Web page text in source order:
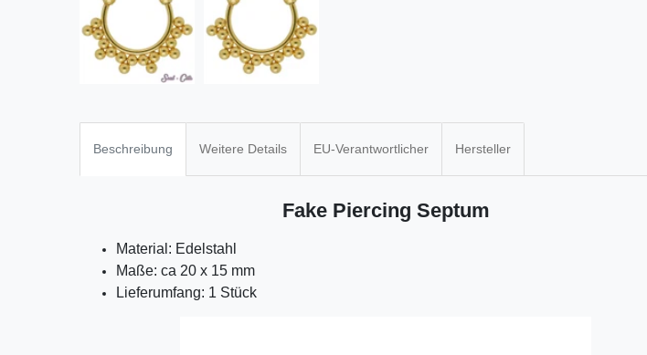
Beschreibung Weitere Details EU-Verantwortlicher Hersteller
Fake Piercing Septum
Material: Edelstahl
Maße: ca 20 x 15 mm
Lieferumfang: 1 Stück